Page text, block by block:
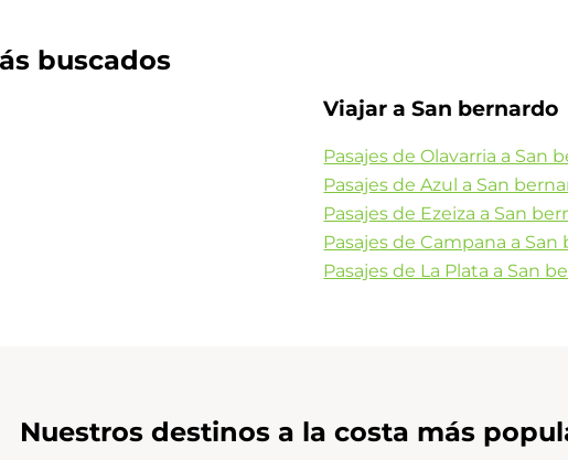
buscados
Viajar a San bernardo
Pasajes de Olavarria a San
Pasajes de Azul a San
Pasajes de Ezeiza a San
Pasajes de Campana a
Pasajes de La Plata a San
Nuestros destinos a la costa más